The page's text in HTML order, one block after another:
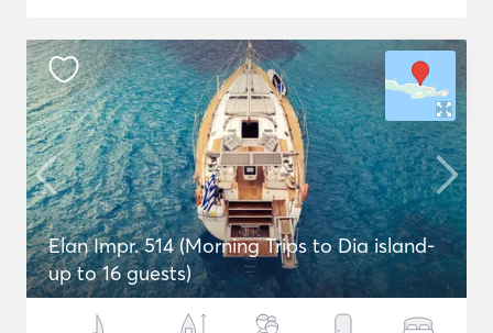
Elan Impr. 514 (Morning Trips to Dia island-
up to 16 guests)